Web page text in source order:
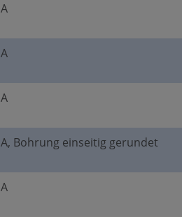
A
A
A
A, Bohrung einseitig gerundet
A